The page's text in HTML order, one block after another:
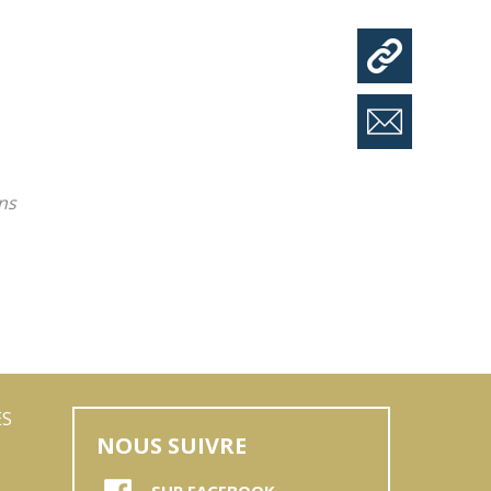
NOUS SUIVRE